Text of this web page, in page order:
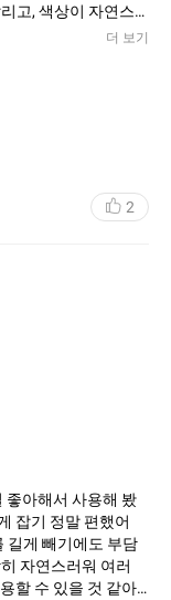
고, 색상이 자연스
내 눈썹 색과 잘 어
았습니다. 또한, 브
편리했어요.
아서 외출할 때 안심
은 제품입니다. 앞
더 보기
2
좋아해서 사용해 봤
잡기 정말 편했어
길게 빼기에도 부담
할 수 있을 것 같아